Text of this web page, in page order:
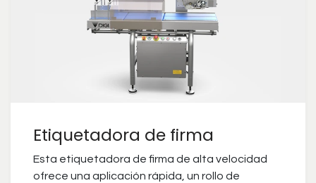
Etiquetadora de firma
Esta etiquetadora de firma de alta velocidad
ofrece una aplicación rápida, un rollo de